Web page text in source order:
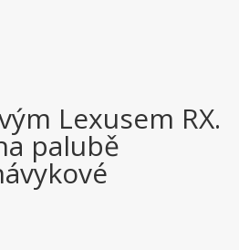
Lexusem RX.
palubě